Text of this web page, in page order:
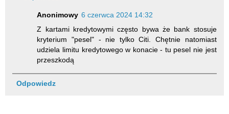
Anonimowy 6 czerwca 2024 14:32
Z kartami kredytowymi często bywa że bank stosuje
kryterium "pesel" - nie tylko Citi. Chętnie natomiast
udziela limitu kredytowego w konacie - tu pesel nie jest
przeszkodą
Odpowiedz